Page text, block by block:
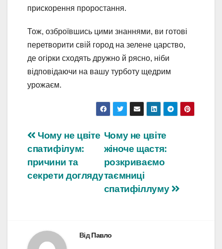
прискорення проростання.
Тож, озброївшись цими знаннями, ви готові
перетворити свій город на зелене царство,
де огірки сходять дружно й рясно, ніби
відповідаючи на вашу турботу щедрим
урожаєм.
Навігація
записів
Чому не цвіте
жіноче щастя:
розкриваємо
таємниці
спатифіллуму
Чому не цвіте
спатифілум:
причини та
секрети догляду
ВідПавло